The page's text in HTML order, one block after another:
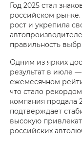
Год 2025 стал
российском
рост и укрепила
правильность
Одним из ярких
результат в июле
ежемесячном
что стало
компания продала
подтверждает
высокую
российских